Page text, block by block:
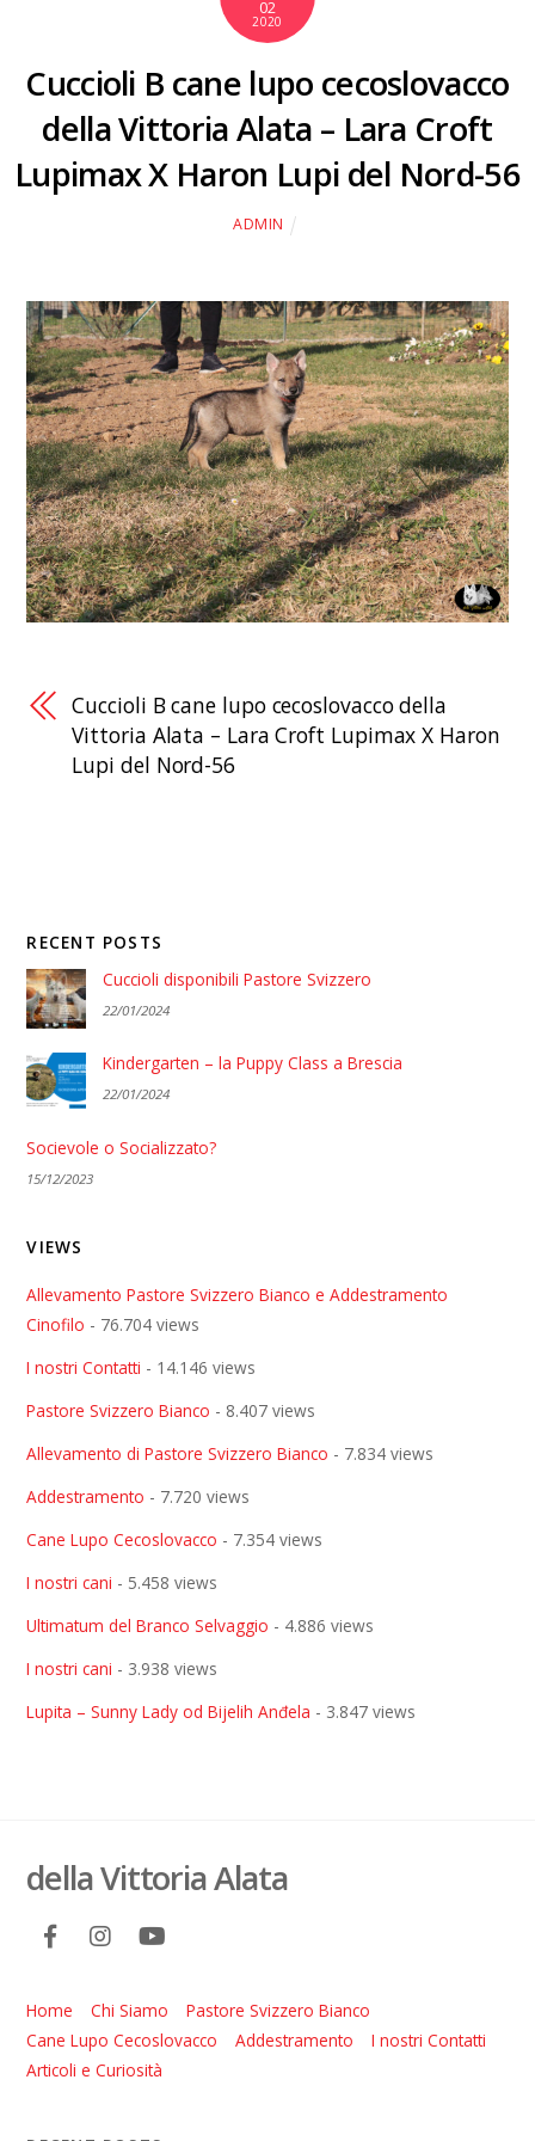
02
2020
Cuccioli B cane lupo cecoslovacco
della Vittoria Alata – Lara Croft
Lupimax X Haron Lupi del Nord-56
ADMIN
Cuccioli B cane lupo cecoslovacco della
Vittoria Alata – Lara Croft Lupimax X Haron
Lupi del Nord-56
RECENT POSTS
Cuccioli disponibili Pastore Svizzero
22/01/2024
Kindergarten – la Puppy Class a Brescia
22/01/2024
Socievole o Socializzato?
15/12/2023
VIEWS
Allevamento Pastore Svizzero Bianco e Addestramento
Cinofilo - 76.704 views
I nostri Contatti - 14.146 views
Pastore Svizzero Bianco - 8.407 views
Allevamento di Pastore Svizzero Bianco - 7.834 views
Addestramento - 7.720 views
Cane Lupo Cecoslovacco - 7.354 views
I nostri cani - 5.458 views
Ultimatum del Branco Selvaggio - 4.886 views
I nostri cani - 3.938 views
Lupita – Sunny Lady od Bijelih Anđela - 3.847 views
della Vittoria Alata
Home Chi Siamo
Pastore Svizzero Bianco
Cane Lupo Cecoslovacco
Addestramento
I nostri Contatti
Articoli e Curiosità